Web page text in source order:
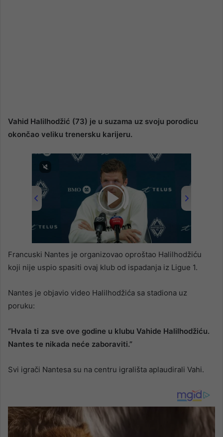
Vahid Halilhodžić (73) je u suzama uz svoju porodicu
okončao veliku trenersku karijeru.
01:46
Francuski Nantes je organizovao oproštao Halilhodžiću
koji nije uspio spasiti ovaj klub od ispadanja iz Ligue 1.
Nantes je objavio video Halilhodžića sa stadiona uz
poruku:
“Hvala ti za sve ove godine u klubu Vahide Halilhodžiću.
Nantes te nikada neće zaboraviti.”
Svi igrači Nantesa su na centru igrališta aplaudirali Vahi.